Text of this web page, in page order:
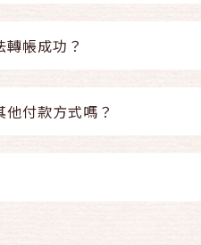
帳成功？
付款方式嗎？